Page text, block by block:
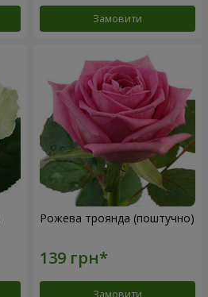
Замовити
Рожева троянда (поштучно)